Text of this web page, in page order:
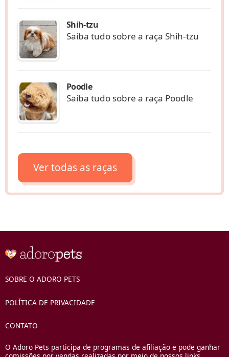
Shih-tzu
Saiba tudo sobre a raça Shih-tzu
Poodle
Saiba tudo sobre a raça Poodle
Ver todas as raças
SOBRE O ADORO PETS
POLÍTICA DE PRIVACIDADE
CONTATO
O Adoro Pets participa de programas de afiliação e pode ganhar